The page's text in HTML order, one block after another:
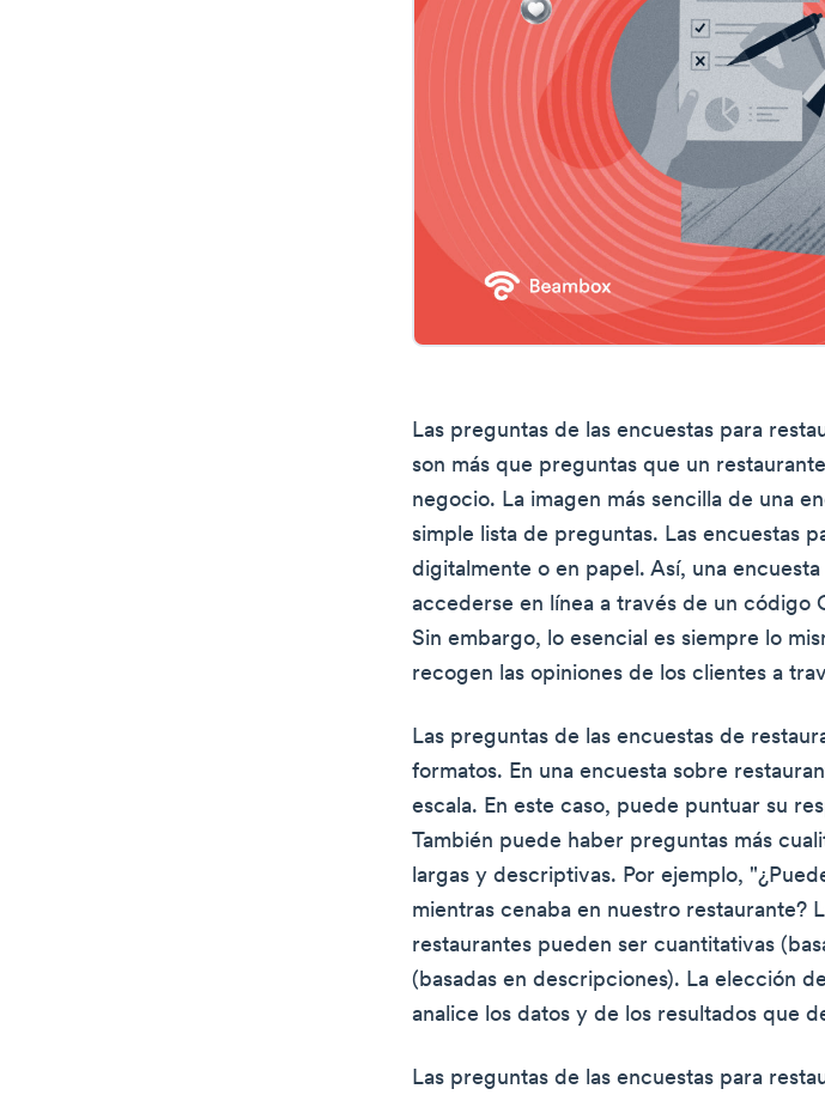
Las preguntas de las encuestas para
son más que preguntas que un
negocio. La imagen más sencilla de una
simple lista de preguntas. Las encuestas
digitalmente o en papel. Así, una
accederse en línea a través de un código
Sin embargo, lo esencial es siempre lo
recogen las opiniones de los clientes a
Las preguntas de las encuestas de
formatos. En una encuesta sobre
escala. En este caso, puede puntuar su
También puede haber preguntas más
largas y descriptivas. Por ejemplo,
mientras cenaba en nuestro restaurante?
restaurantes pueden ser cuantitativas
(basadas en descripciones). La elección
analice los datos y de los resultados que
Las preguntas de las encuestas para